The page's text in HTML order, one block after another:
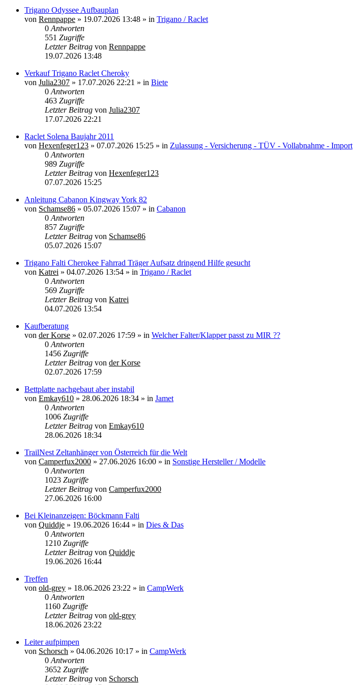
Trigano Odyssee Aufbauplan
von Rennpappe » 19.07.2026 13:48 » in Trigano / Raclet
0 Antworten
551 Zugriffe
Letzter Beitrag von Rennpappe
19.07.2026 13:48
Verkauf Trigano Raclet Cheroky
von Julia2307 » 17.07.2026 22:21 » in Biete
0 Antworten
463 Zugriffe
Letzter Beitrag von Julia2307
17.07.2026 22:21
Raclet Solena Baujahr 2011
von Hexenfeger123 » 07.07.2026 15:25 » in Zulassung - Versicherung - TÜV - Vollabnahme - Import
0 Antworten
989 Zugriffe
Letzter Beitrag von Hexenfeger123
07.07.2026 15:25
Anleitung Cabanon Kingway York 82
von Schamse86 » 05.07.2026 15:07 » in Cabanon
0 Antworten
857 Zugriffe
Letzter Beitrag von Schamse86
05.07.2026 15:07
Trigano Falti Cherokee Fahrrad Träger Aufsatz dringend Hilfe gesucht
von Katrei » 04.07.2026 13:54 » in Trigano / Raclet
0 Antworten
569 Zugriffe
Letzter Beitrag von Katrei
04.07.2026 13:54
Kaufberatung
von der Korse » 02.07.2026 17:59 » in Welcher Falter/Klapper passt zu MIR ??
0 Antworten
1456 Zugriffe
Letzter Beitrag von der Korse
02.07.2026 17:59
Bettplatte nachgebaut aber instabil
von Emkay610 » 28.06.2026 18:34 » in Jamet
0 Antworten
1006 Zugriffe
Letzter Beitrag von Emkay610
28.06.2026 18:34
TrailNest Zeltanhänger von Österreich für die Welt
von Camperfux2000 » 27.06.2026 16:00 » in Sonstige Hersteller / Modelle
0 Antworten
1023 Zugriffe
Letzter Beitrag von Camperfux2000
27.06.2026 16:00
Bei Kleinanzeigen: Böckmann Falti
von Quiddje » 19.06.2026 16:44 » in Dies & Das
0 Antworten
1210 Zugriffe
Letzter Beitrag von Quiddje
19.06.2026 16:44
Treffen
von old-grey » 18.06.2026 23:22 » in CampWerk
0 Antworten
1160 Zugriffe
Letzter Beitrag von old-grey
18.06.2026 23:22
Leiter aufpimpen
von Schorsch » 04.06.2026 10:17 » in CampWerk
0 Antworten
3652 Zugriffe
Letzter Beitrag von Schorsch